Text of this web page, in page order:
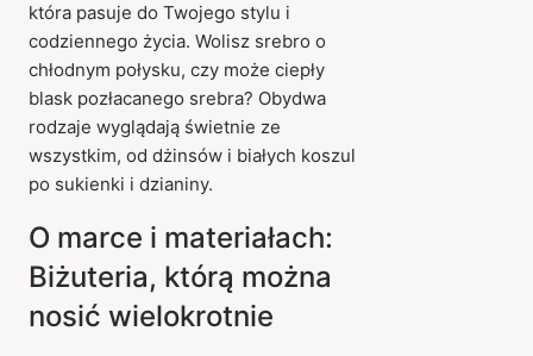
która pasuje do Twojego stylu i
codziennego życia. Wolisz srebro o
chłodnym połysku, czy może ciepły
blask pozłacanego srebra? Obydwa
rodzaje wyglądają świetnie ze
wszystkim, od dżinsów i białych koszul
po sukienki i dzianiny.
O marce i materiałach:
Biżuteria, którą można
nosić wielokrotnie